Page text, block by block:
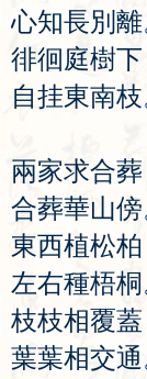
心知長別 離
徘徊庭樹下
自挂東南枝
兩家求合葬
合葬華山傍
東西植松柏
左右種梧桐
枝枝相覆蓋
葉葉相交通